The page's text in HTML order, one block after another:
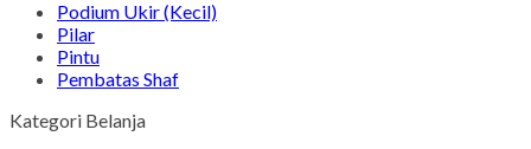
Podium Ukir (Kecil)
Pilar
Pintu
Pembatas Shaf
Kategori Belanja